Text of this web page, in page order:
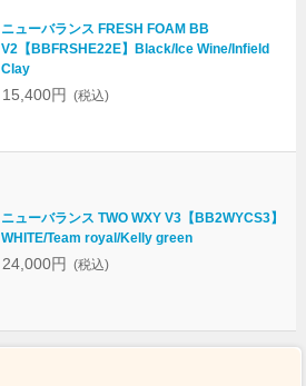
ニューバランス FRESH FOAM BB
V2【BBFRSHE22E】Black/Ice Wine/Infield
Clay
15,400円 (税込)
ニューバランス TWO WXY V3【BB2WYCS3】
WHITE/Team royal/Kelly green
24,000円 (税込)